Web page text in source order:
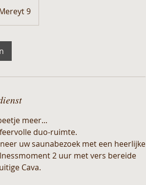
9
meer...
duo-ruimte.
uw saunabezoek met een heerlijke
2 uur met vers bereide
Cava.